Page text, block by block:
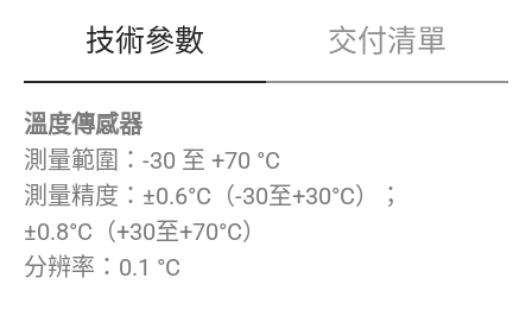
技術參數 交付清單
溫度傳感器
測量範圍：-30 至 +70 °C
測量精度：±0.6°C（-30至+30°C）；
±0.8°C（+30至+70°C）
分辨率：0.1 °C